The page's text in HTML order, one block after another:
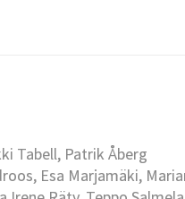
Tabell, Patrik Åberg
Esa Marjamäki,